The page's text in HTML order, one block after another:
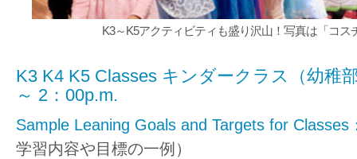
K3～K5アクティビティも盛り沢山！写真は「コス
K3 K4 K5 Classes キンダークラス（幼稚
～ 2：00p.m.
Sample Leaning Goals and Targets for Classes
学習内容や目標の一例）